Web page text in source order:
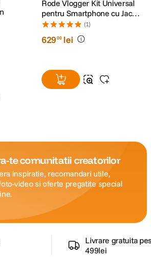
Rode Vlogger Kit Universal
pentru Smartphone cu Jack
3.5mm
(1)
62900 lei
te comunitatii creatorilor
inspiratie, recomandari utile,
video si oferte pregatite special
Livrare gratuita
499lei